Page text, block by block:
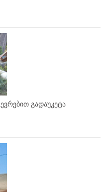
გადაუკეტა